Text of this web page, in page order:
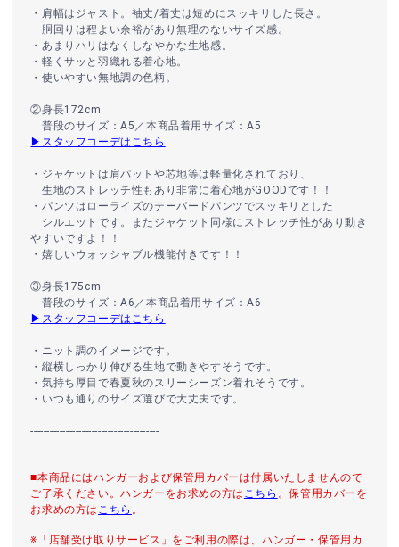
・肩幅はジャスト。袖丈/着丈は短めにスッキリした長さ。
胴回りは程よい余裕があり無理のないサイズ感。
・あまりハリはなくしなやかな生地感。
・軽くサッと羽織れる着心地。
・使いやすい無地調の色柄。
②身長172cm
普段のサイズ：A5／本商品着用サイズ：A5
▶スタッフコーデはこちら
・ジャケットは肩パットや芯地等は軽量化されており、
生地のストレッチ性もあり非常に着心地がGOODです！！
・パンツはローライズのテーパードパンツでスッキリとした
シルエットです。またジャケット同様にストレッチ性があり動き
やすいですよ！！
・嬉しいウォッシャブル機能付きです！！
③身長175cm
普段のサイズ：A6／本商品着用サイズ：A6
▶スタッフコーデはこちら
・ニット調のイメージです。
・縦横しっかり伸びる生地で動きやすそうです。
・気持ち厚目で春夏秋のスリーシーズン着れそうです。
・いつも通りのサイズ選びで大丈夫です。
----------------------------------------
■本商品にはハンガーおよび保管用カバーは付属いたしませんので
ご了承ください。ハンガーをお求めの方は こちら 。保管用カバーを
お求めの方は こちら 。
※「店舗受け取りサービス」をご利用の際は、ハンガー・保管用カ